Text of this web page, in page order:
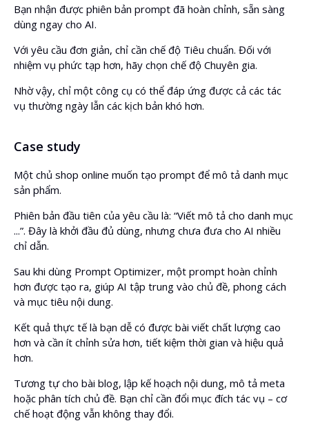
Bạn nhận được phiên bản prompt đã hoàn chỉnh, sẵn sàng
dùng ngay cho AI.
Với yêu cầu đơn giản, chỉ cần chế độ Tiêu chuẩn. Đối với
nhiệm vụ phức tạp hơn, hãy chọn chế độ Chuyên gia.
Nhờ vậy, chỉ một công cụ có thể đáp ứng được cả các tác
vụ thường ngày lẫn các kịch bản khó hơn.
Case study
Một chủ shop online muốn tạo prompt để mô tả danh mục
sản phẩm.
Phiên bản đầu tiên của yêu cầu là: “Viết mô tả cho danh mục
...”. Đây là khởi đầu đủ dùng, nhưng chưa đưa cho AI nhiều
chỉ dẫn.
Sau khi dùng Prompt Optimizer, một prompt hoàn chỉnh
hơn được tạo ra, giúp AI tập trung vào chủ đề, phong cách
và mục tiêu nội dung.
Kết quả thực tế là bạn dễ có được bài viết chất lượng cao
hơn và cần ít chỉnh sửa hơn, tiết kiệm thời gian và hiệu quả
hơn.
Tương tự cho bài blog, lập kế hoạch nội dung, mô tả meta
hoặc phân tích chủ đề. Bạn chỉ cần đổi mục đích tác vụ – cơ
chế hoạt động vẫn không thay đổi.